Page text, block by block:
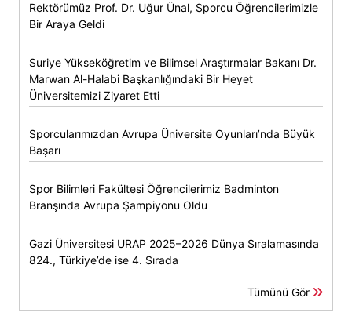
Rektörümüz Prof. Dr. Uğur Ünal, Sporcu Öğrencilerimizle
Bir Araya Geldi
Suriye Yükseköğretim ve Bilimsel Araştırmalar Bakanı Dr.
Marwan Al-Halabi Başkanlığındaki Bir Heyet
Üniversitemizi Ziyaret Etti
Sporcularımızdan Avrupa Üniversite Oyunları’nda Büyük
Başarı
Spor Bilimleri Fakültesi Öğrencilerimiz Badminton
Branşında Avrupa Şampiyonu Oldu
Gazi Üniversitesi URAP 2025–2026 Dünya Sıralamasında
824., Türkiye’de ise 4. Sırada
Tümünü Gör